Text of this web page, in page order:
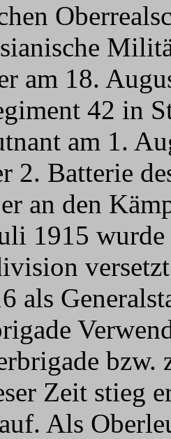
am 18.
42 in
am 1.
2. Batterie
an den
1915
als
Zeit stieg
Als